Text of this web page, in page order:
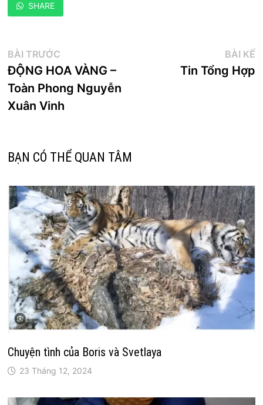
SHARE
Điều
hướng
bài
BÀI TRƯỚC
trước:
ĐỘNG HOA VÀNG –
Toàn Phong Nguyễn
Xuân Vinh
BÀI KẾ
Tin Tổng Hợp
BẠN CÓ THỂ QUAN TÂM
Chuyện tình của Boris và Svetlaya
23 Tháng 12, 2024